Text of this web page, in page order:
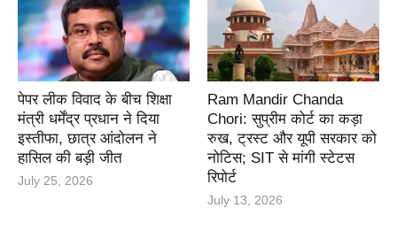
पेपर लीक विवाद के बीच शिक्षा
मंत्री धर्मेंद्र प्रधान ने दिया
इस्तीफा, छात्र आंदोलन ने
हासिल की बड़ी जीत
July 25, 2026
Ram Mandir Chanda
Chori: सुप्रीम कोर्ट का कड़ा
रुख, ट्रस्ट और यूपी सरकार को
नोटिस; SIT से मांगी स्टेटस
रिपोर्ट
July 13, 2026